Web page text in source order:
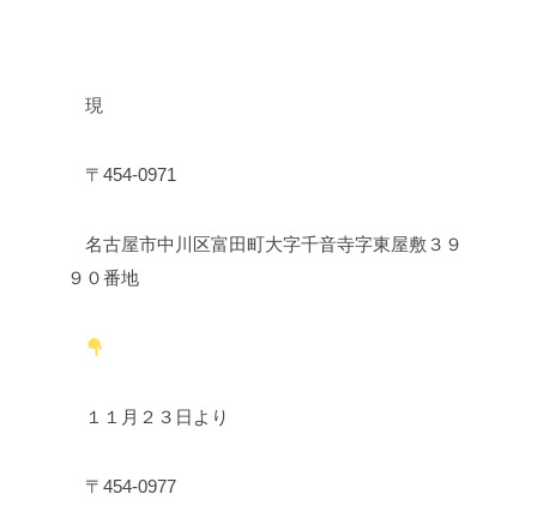
現
〒454-0971
名古屋市中川区富田町大字千音寺字東屋敷３９
９０番地
１１月２３日より
〒454-0977